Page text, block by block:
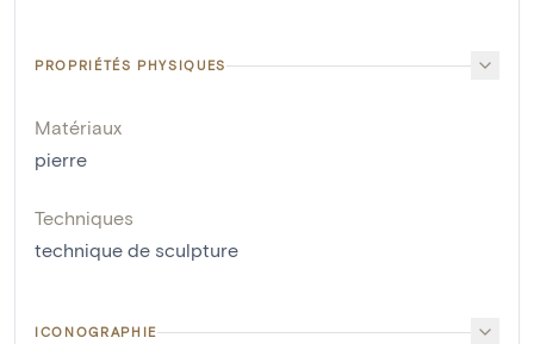
PROPRIÉTÉS PHYSIQUES
Matériaux
pierre
Techniques
technique de sculpture
ICONOGRAPHIE